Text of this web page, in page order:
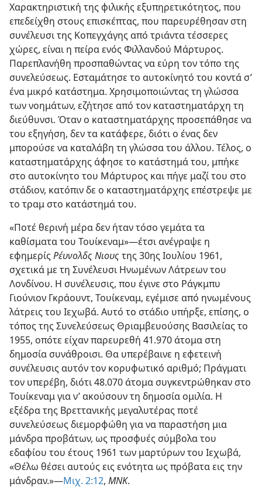
Χαρακτηριστική της φιλικής εξυπηρετικότητος, που
επεδείχθη στους επισκέπτας, που παρευρέθησαν στη
συνέλευσι της Κοπεγχάγης από τριάντα τέσσερες
χώρες, είναι η πείρα ενός Φιλλανδού Μάρτυρος.
Παρεπλανήθη προσπαθώντας να εύρη τον τόπο της
συνελεύσεως. Εσταμάτησε το αυτοκίνητό του κοντά σ’
ένα μικρό κατάστημα. Χρησιμοποιώντας τη γλώσσα
των νοημάτων, εζήτησε από τον καταστηματάρχη τη
διεύθυνσι. Όταν ο καταστηματάρχης προσεπάθησε να
του εξηγήση, δεν τα κατάφερε, διότι ο ένας δεν
μπορούσε να καταλάβη τη γλώσσα του άλλου. Τέλος, ο
καταστηματάρχης άφησε το κατάστημά του, μπήκε
στο αυτοκίνητο του Μάρτυρος και πήγε μαζί του στο
στάδιον, κατόπιν δε ο καταστηματάρχης επέστρεψε με
το τραμ στο κατάστημά του.
«Ποτέ θερινή μέρα δεν ήταν τόσο γεμάτα τα
καθίσματα του Τουίκεναμ»​—έτσι ανέγραψε η
εφημερίςΡέυνολδς Νιουςτης 30ης Ιουλίου 1961,
σχετικά με τη Συνέλευσι Ηνωμένων Λάτρεων του
Λονδίνου. Η συνέλευσις, που έγινε στο Ράγκμπυ
Γιούνιον Γκράουντ, Τουίκεναμ, εγέμισε από ηνωμένους
λάτρεις του Ιεχωβά. Αυτό το στάδιο υπήρξε, επίσης, ο
τόπος της Συνελεύσεως Θριαμβευούσης Βασιλείας το
1955, οπότε είχαν παρευρεθή 41.970 άτομα στη
δημοσία συνάθροισι. Θα υπερέβαινε η εφετεινή
συνέλευσις αυτόν τον κορυφωτικό αριθμό; Πράγματι
τον υπερέβη, διότι 48.070 άτομα συγκεντρώθηκαν στο
Τουίκεναμ για ν’ ακούσουν τη δημοσία ομιλία. Η
εξέδρα της Βρεττανικής μεγαλυτέρας ποτέ
συνελεύσεως διεμορφώθη για να παραστήση μια
μάνδρα προβάτων, ως προσφυές σύμβολα του
εδαφίου του έτους 1961 των μαρτύρων του Ιεχωβά,
«Θέλω θέσει αυτούς εις ενότητα ως πρόβατα εις την
μάνδραν.»​—Μιχ. 2:12, ΜΝΚ.